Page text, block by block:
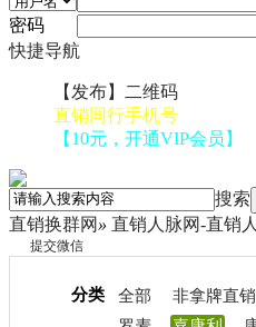
密码
快捷导航
【发布】二维码
直销同行手机号
【10元，开通VIP会员】
搜索
直销换群网 » 直销人脉网-直销
提交微信
分类 全部 非拿牌直销